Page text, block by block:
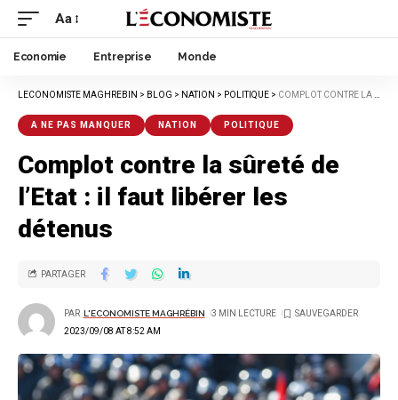
Aa
Economie Entreprise Monde
LECONOMISTE MAGHREBIN > BLOG > NATION > POLITIQUE > COMPLOT CONTRE LA SÛRETÉ DE L’ETAT : IL FAUT LIBÉRER LES DÉTENUS
A NE PAS MANQUER NATION POLITIQUE
Complot contre la sûreté de
l’Etat : il faut libérer les
détenus
2023/09/08 AT 8:52 AM
PAR L'ECONOMISTE MAGHRÉBIN 3 MIN LECTURE
PARTAGER